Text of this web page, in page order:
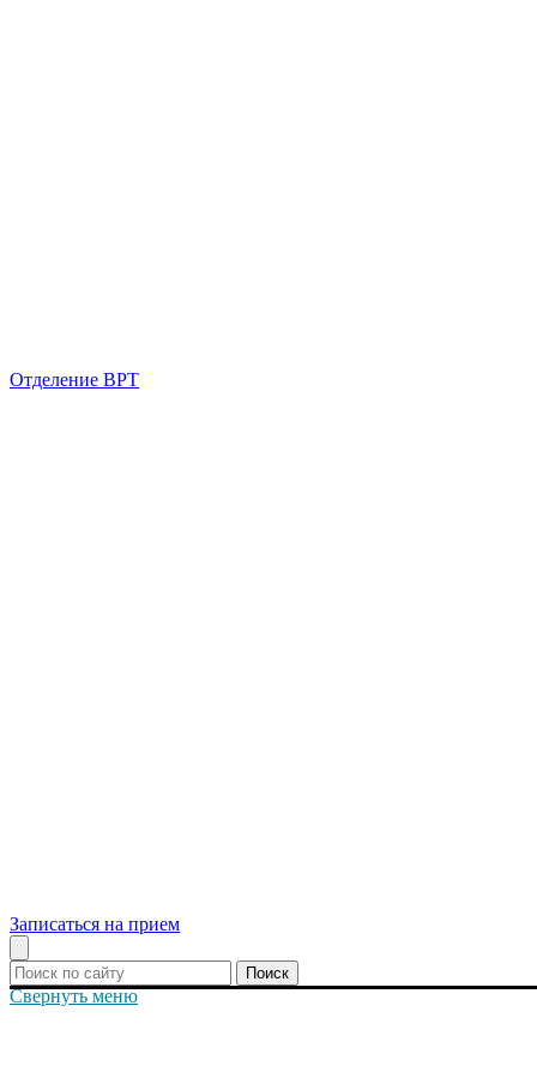
Отделение ВРТ
Записаться на прием
Поиск
Свернуть меню